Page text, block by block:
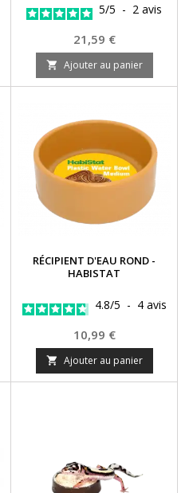
5/5 - 2 avis
Prix
21,59 €
 Ajouter au panier
RÉCIPIENT D'EAU ROND -
HABISTAT
4.8/5 - 4 avis
Prix
10,99 €
 Ajouter au panier